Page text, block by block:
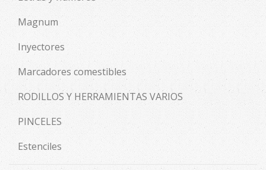
Magnum
Inyectores
Marcadores comestibles
RODILLOS Y HERRAMIENTAS VARIOS
PINCELES
Estenciles